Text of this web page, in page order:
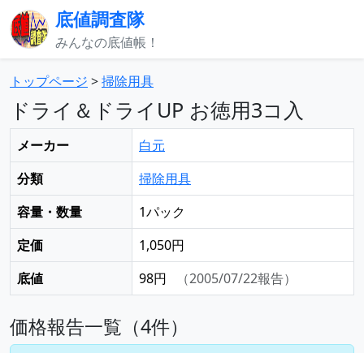
底値調査隊
みんなの底値帳！
トップページ >掃除用具
ドライ＆ドライUP お徳用3コ入
メーカー
白元
分類
掃除用具
容量・数量
1パック
定価
1,050円
底値
98円 （2005/07/22報告）
価格報告一覧（4件）